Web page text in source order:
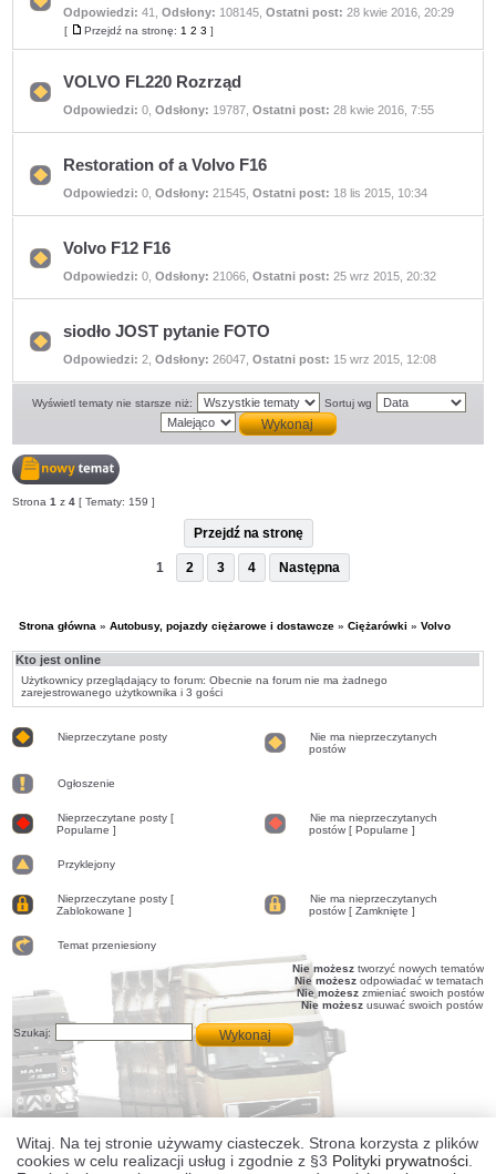
Nie
ma
postów
Odpowiedzi: 41 ,Odsłony: 108145 ,Ostatni post: 28 kwie 2016, 20:29
[
Przejdź
na
Przejdź na stronę: 1 2 3 ]
Nie
nieprzeczytanych
VOLVO FL220 Rozrząd
Odpowiedzi: 0 ,Odsłony: 19787 ,Ostatni post: 28 kwie 2016, 7:55
Nie
nieprzeczytanych
Restoration of a Volvo F16
Odpowiedzi: 0 ,Odsłony: 21545 ,Ostatni post: 18 lis 2015, 10:34
Nie
nieprzeczytanych
Volvo F12 F16
Odpowiedzi: 0 ,Odsłony: 21066 ,Ostatni post: 25 wrz 2015, 20:32
Nie
nieprzeczytanych
siodło JOST pytanie FOTO
Odpowiedzi: 2 ,Odsłony: 26047 ,Ostatni post: 15 wrz 2015, 12:08
Wyświetl tematy nie starsze niż: Sortuj wg
temat
Strona1 z4 [ Tematy: 159 ]
Przejdź na stronę
1 2 3 4 Następna
Strona główna »Autobusy, pojazdy ciężarowe i dostawcze »Ciężarówki »Volvo
Kto jest online
Użytkownicy przeglądający to forum: Obecnie na forum nie ma żadnego
zarejestrowanego użytkownika i 3 gości
Nieprzeczytane posty
Nie ma nieprzeczytanych
postów
Ogłoszenie
Nieprzeczytane
Nieprzeczytane posty [
Popularne ]
Popularne
Nie ma nieprzeczytanych
postów [ Popularne ]
Przyklejony
Nieprzeczytane posty [
Zablokowane ]
postów
Zamknięte
]
Nie ma nieprzeczytanych
postów [ Zamknięte ]
Temat przeniesiony
Nie możesztworzyć nowych tematów
Nie możeszodpowiadać w tematach
Nie możeszzmieniać swoich postów
Nie możeszusuwać swoich postów
Szukaj:
Witaj. Na tej stronie używamy ciasteczek. Strona korzysta z plików
cookies w celu realizacji usług i zgodnie z §3 Polityki prywatności